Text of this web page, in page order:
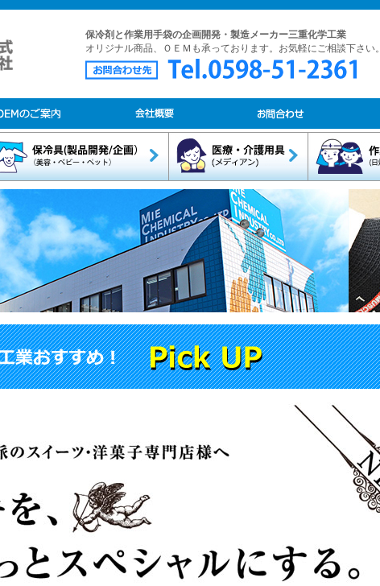
保冷剤と作業用手袋の企画開発・製造メーカー三重化学工業
オリジナル商品、ＯＥＭも承っております。お気軽にご相談下さい。